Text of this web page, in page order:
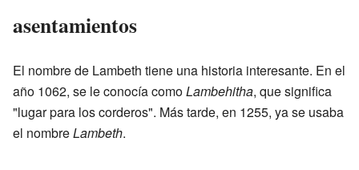
asentamientos
El nombre de Lambeth tiene una historia interesante. En el
año 1062, se le conocía comoLambehitha, que significa
"lugar para los corderos". Más tarde, en 1255, ya se usaba
el nombreLambeth.